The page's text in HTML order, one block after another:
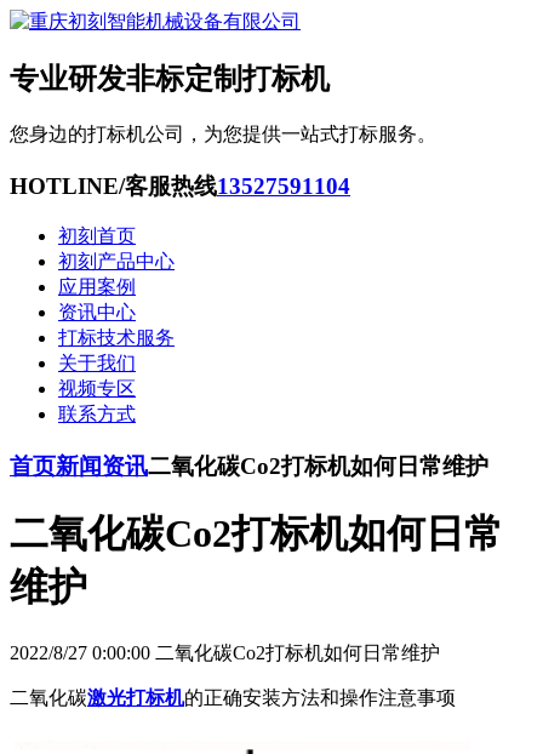
专业研发非标定制打标机
您身边的打标机公司，为您提供一站式打标服务。
HOTLINE/客服热线13527591104
初刻首页
初刻产品中心
应用案例
资讯中心
打标技术服务
关于我们
视频专区
联系方式
首页新闻资讯二氧化碳Co2打标机如何日常维护
二氧化碳Co2打标机如何日常
维护
2022/8/27 0:00:00 二氧化碳Co2打标机如何日常维护
二氧化碳激光打标机的正确安装方法和操作注意事项